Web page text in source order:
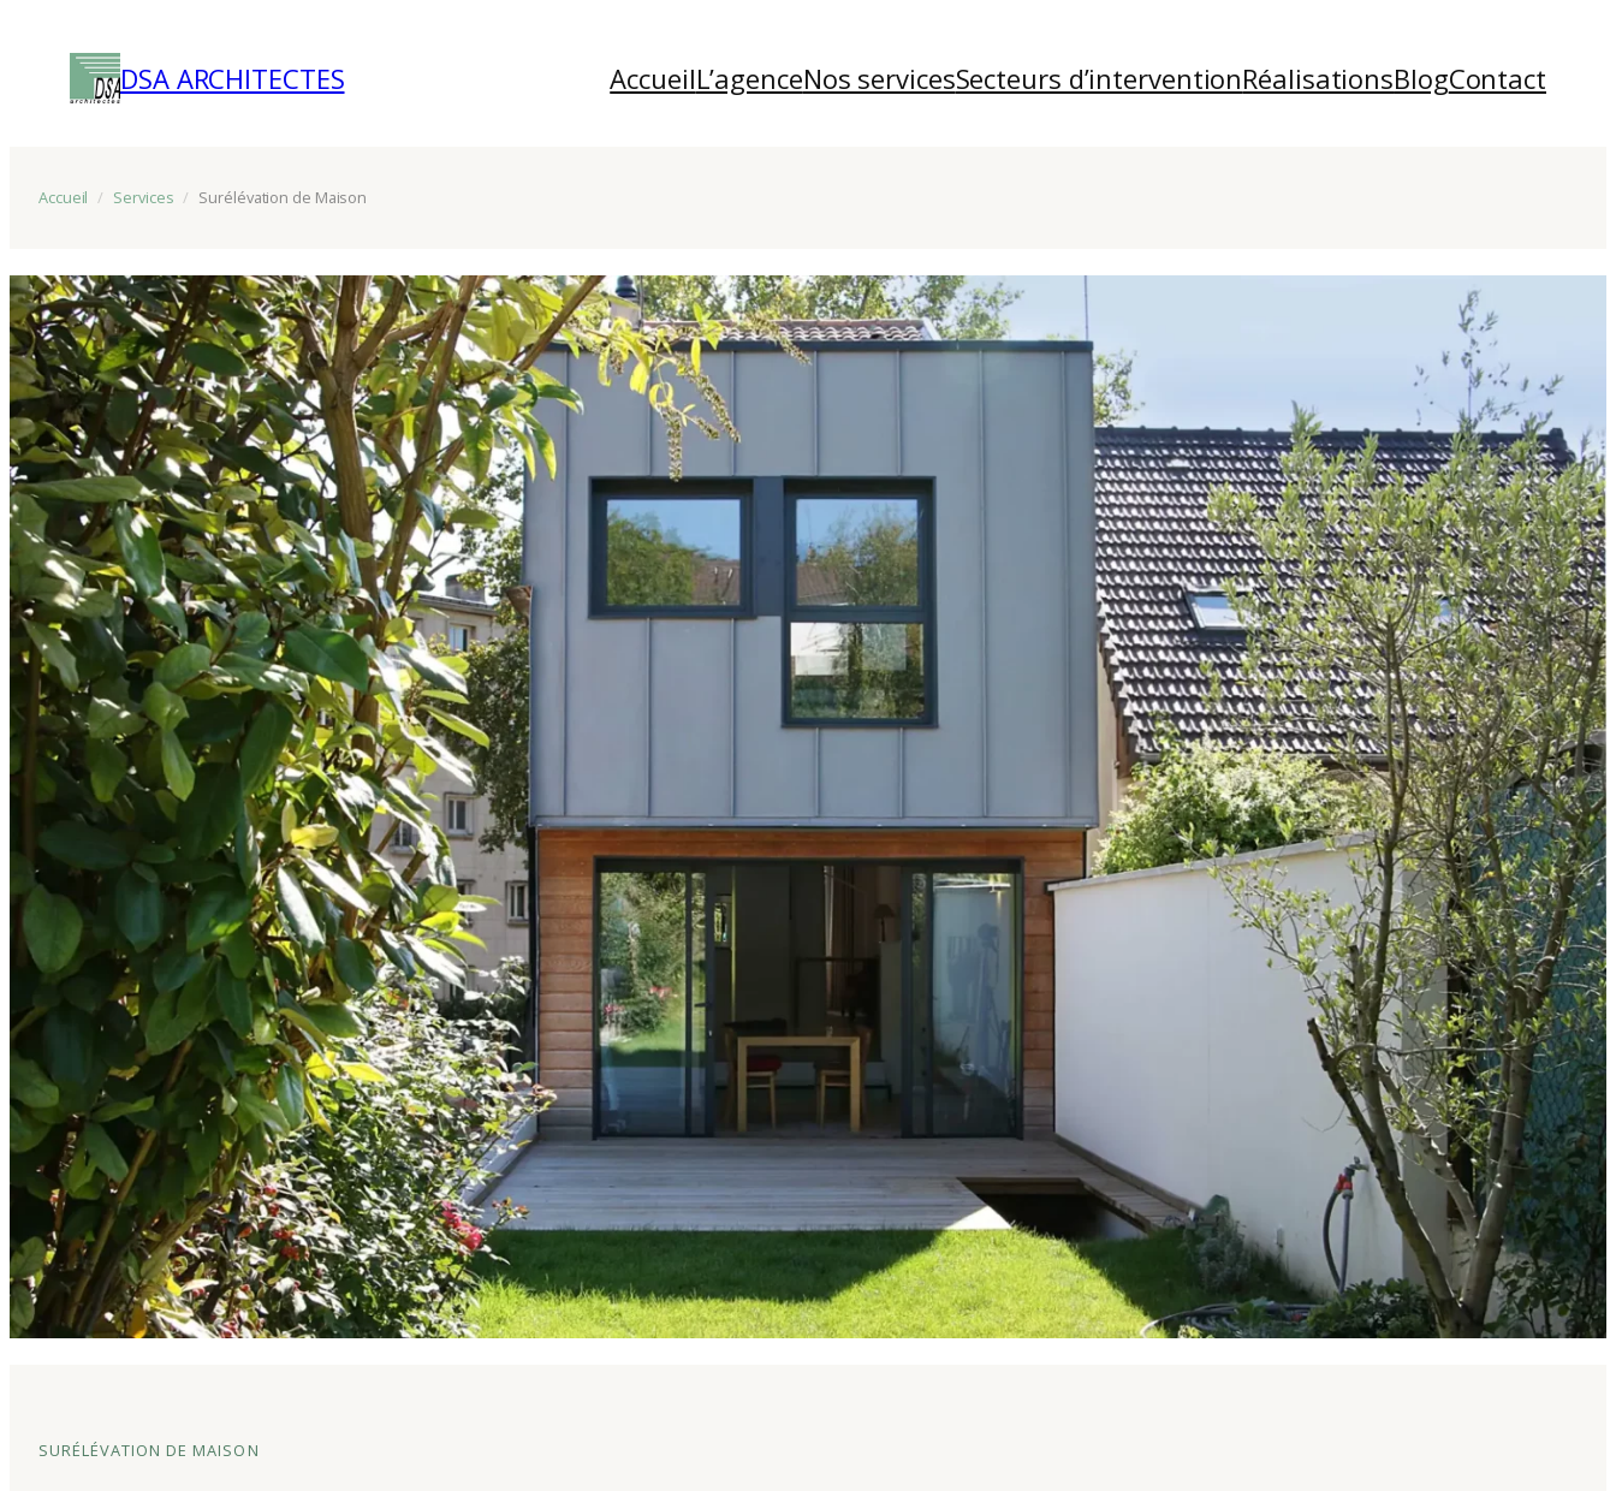
contenu
DSA ARCHITECTES AccueilL’agenceNos servicesSecteurs d’interventionRéalisationsBlogContact
Accueil / Services / Surélévation de Maison
SURÉLÉVATION DE MAISON